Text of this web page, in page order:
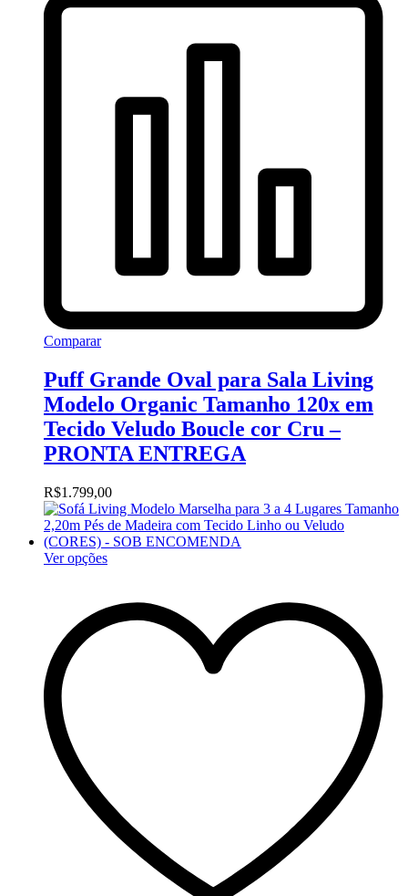
Comparar
Puff Grande Oval para Sala Living
Modelo Organic Tamanho 120x em
Tecido Veludo Boucle cor Cru –
PRONTA ENTREGA
R$1.799,00
Ver opções